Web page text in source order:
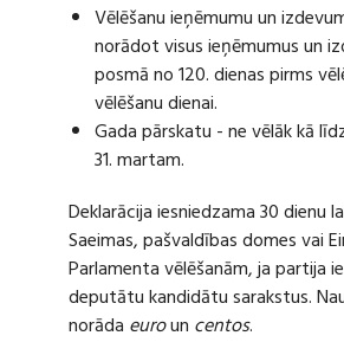
Vēlēšanu ieņēmumu un
norādot visus ieņēmumus un
posmā no 120. dienas pirms
vēlēšanu dienai.
Gada pārskatu - ne vēlāk kā
31. martam.
Deklarācija iesniedzama 30 dienu
Saeimas, pašvaldības domes vai
Parlamenta vēlēšanām, ja partija
deputātu kandidātu sarakstus.
norāda euroun centos.